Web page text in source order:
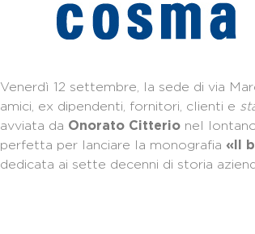
Venerdì 12 settembre, la sede di via
amici, ex dipendenti, fornitori, clienti e
avviata da Onorato Citterionel lontano
perfetta per lanciare la monografia «Il
dedicata ai sette decenni di storia